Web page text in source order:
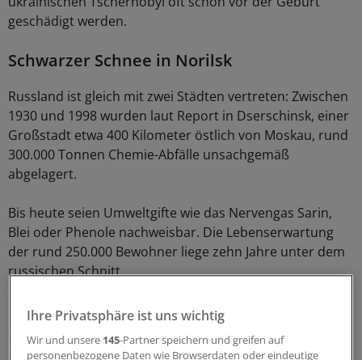
geschädigt werden.
Schwarzer Schnee in Norilsk
Russland ist gleich mit zwei Städten vertreten: Zwischen
1930 und 1998 wurden laut Report in Dserschinsk, einer
Großstadt etwa 400 Kilometer östlich von Moskau, rund
300.000 Tonnen Chemie-Abfälle unsachgemäß
abgelagert.
Bis heute seien Umweltgifte wie das Nervengas Sarin,
Blei oder Phenole nachweisbar. Die Lebenserwartung
der rund 250.000 Bewohner liege zehn Jahre unter dem
russischen Schnitt.
Die sibirische Industriestadt Norilsk ist Green Cross
zufolge durch Schwermetalle so stark verschmutzt, dass
der Schnee dort schwarz ist.
Ihre Privatsphäre ist uns wichtig
Wir und unsere 145-Partner speichern und greifen auf
personenbezogene Daten wie Browserdaten oder eindeutige